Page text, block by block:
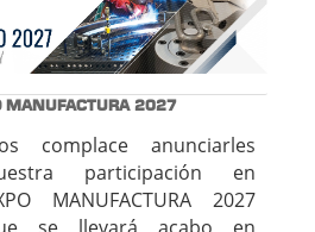
MANUFACTURA 2027
complace anunciarles
participación en
MANUFACTURA 2027